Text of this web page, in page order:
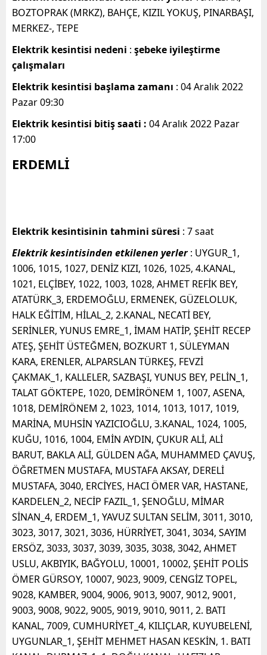
BOZTOPRAK (MRKZ), BAHÇE, KIZIL YOKUŞ, PINARBAŞI,
MERKEZ-, TEPE
Elektrik kesintisi nedeni : şebeke iyileştirme
çalışmaları
Elektrik kesintisi başlama zamanı : 04 Aralık 2022
Pazar 09:30
Elektrik kesintisi bitiş saati : 04 Aralık 2022 Pazar
17:00
ERDEMLİ
Elektrik kesintisinin tahmini süresi : 7 saat
Elektrik kesintisinden etkilenen yerler: UYGUR_1,
1006, 1015, 1027, DENİZ KIZI, 1026, 1025, 4.KANAL,
1021, ELÇİBEY, 1022, 1003, 1028, AHMET REFİK BEY,
ATATÜRK_3, ERDEMOĞLU, ERMENEK, GÜZELOLUK,
HALK EĞİTİM, HİLAL_2, 2.KANAL, NECATİ BEY,
SERİNLER, YUNUS EMRE_1, İMAM HATİP, ŞEHİT RECEP
ATEŞ, ŞEHİT ÜSTEĞMEN, BOZKURT 1, SÜLEYMAN
KARA, ERENLER, ALPARSLAN TÜRKEŞ, FEVZİ
ÇAKMAK_1, KALLELER, SAZBAŞI, YUNUS BEY, PELİN_1,
TALAT GÖKTEPE, 1020, DEMİRÖNEM 1, 1007, ASENA,
1018, DEMİRÖNEM 2, 1023, 1014, 1013, 1017, 1019,
MARİNA, MUHSİN YAZICIOĞLU, 3.KANAL, 1024, 1005,
KUĞU, 1016, 1004, EMİN AYDIN, ÇUKUR ALİ, ALİ
BARUT, BAKLA ALİ, GÜLDEN AĞA, MUHAMMED ÇAVUŞ,
ÖĞRETMEN MUSTAFA, MUSTAFA AKSAY, DERELİ
MUSTAFA, 3040, ERCİYES, HACI ÖMER VAR, HASTANE,
KARDELEN_2, NECİP FAZIL_1, ŞENOĞLU, MİMAR
SİNAN_4, ERDEM_1, YAVUZ SULTAN SELİM, 3011, 3010,
3023, 3017, 3021, 3036, HÜRRİYET, 3041, 3034, SAYIM
ERSÖZ, 3033, 3037, 3039, 3035, 3038, 3042, AHMET
USLU, AKBIYIK, BAĞYOLU, 10001, 10002, ŞEHİT POLİS
ÖMER GÜRSOY, 10007, 9023, 9009, CENGİZ TOPEL,
9028, KAMBER, 9004, 9006, 9013, 9007, 9012, 9001,
9003, 9008, 9022, 9005, 9019, 9010, 9011, 2. BATI
KANAL, 7009, CUMHURİYET_4, KILIÇLAR, KUYUBELENİ,
UYGUNLAR_1, ŞEHİT MEHMET HASAN KESKİN, 1. BATI